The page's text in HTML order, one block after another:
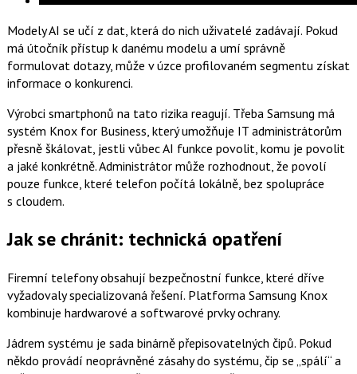
Modely AI se učí z dat, která do nich uživatelé zadávají. Pokud
má útočník přístup k danému modelu a umí správně
formulovat dotazy, může v úzce profilovaném segmentu získat
informace o konkurenci.
Výrobci smartphonů na tato rizika reagují. Třeba Samsung má
systém Knox for Business, který umožňuje IT administrátorům
přesně škálovat, jestli vůbec AI funkce povolit, komu je povolit
a jaké konkrétně. Administrátor může rozhodnout, že povolí
pouze funkce, které telefon počítá lokálně, bez spolupráce
s cloudem.
Jak se chránit: technická opatření
Firemní telefony obsahují bezpečnostní funkce, které dříve
vyžadovaly specializovaná řešení. Platforma Samsung Knox
kombinuje hardwarové a softwarové prvky ochrany.
Jádrem systému je sada binárně přepisovatelných čipů. Pokud
někdo provádí neoprávněné zásahy do systému, čip se „spálí“ a